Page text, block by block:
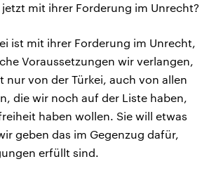
mit ihrer Forderung im Unrecht?
ist mit ihrer Forderung im Unrecht,
Voraussetzungen wir verlangen,
nur von der Türkei, auch von allen
die wir noch auf der Liste haben,
haben wollen. Sie will etwas
geben das im Gegenzug dafür,
erfüllt sind.